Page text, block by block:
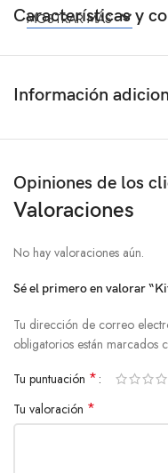
Características y
MOSTRAR MÁS
Información
Opiniones de los
Valoraciones
No hay valoraciones aún.
Sé el primero en valorar
Tu dirección de correo
obligatorios están marcados
Tu puntuación *
Tu valoración *